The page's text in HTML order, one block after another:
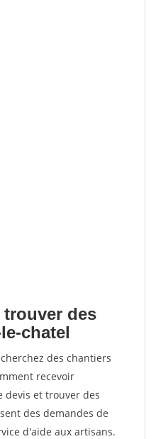
des
chatel
des chantiers
recevoir
devis et trouver des
des demandes de
d'aide aux artisans.